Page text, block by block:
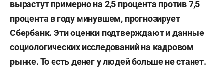
вырастут примерно на 2,5 процента против 7,5
процента в году минувшем, прогнозирует
Сбербанк.Эти оценки подтверждают и данные
социологических исследований на кадровом
рынке. То есть денег у людей больше не станет.